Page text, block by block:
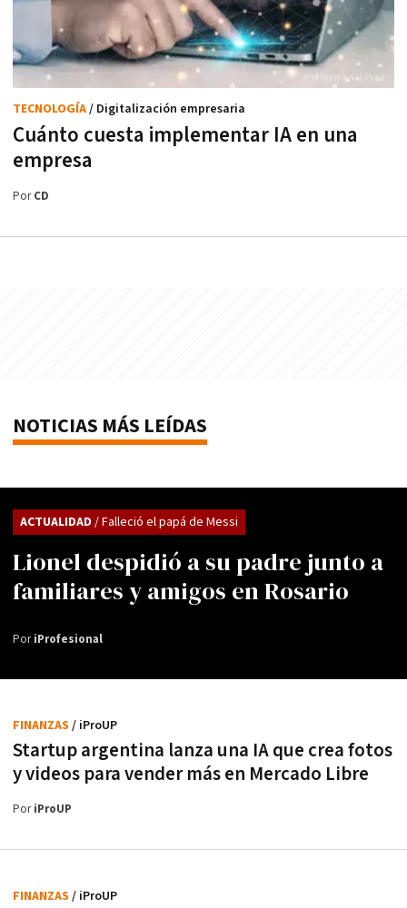
Cuánto cuesta implementar IA en una
empresa
TECNOLOGÍA/ Digitalización empresaria
PorCD
NOTICIAS MÁS LEÍDAS
Lionel despidió a su padre junto a
familiares y amigos en Rosario
ACTUALIDAD / Falleció el papá de Messi
PoriProfesional
Startup argentina lanza una IA que crea fotos
y videos para vender más en Mercado Libre
FINANZAS / iProUP
PoriProUP
FINANZAS / iProUP